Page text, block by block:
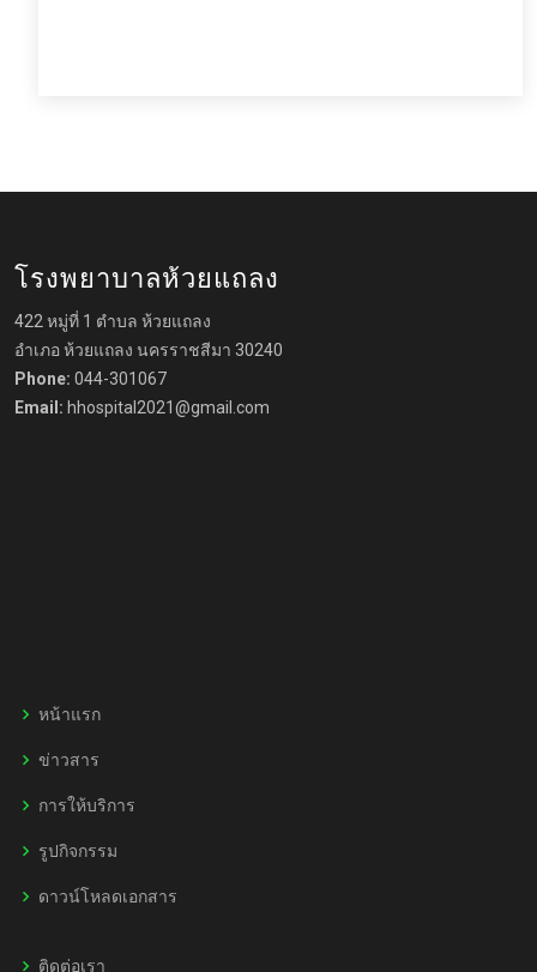
โรงพยาบาลห้วยแถลง
422 หมู่ที่ 1 ตำบล ห้วยแถลง
อำเภอ ห้วยแถลง นครราชสีมา 30240
Phone: 044-301067
Email: hhospital2021@gmail.com
หน้าแรก
ข่าวสาร
การให้บริการ
รูปกิจกรรม
ดาวน์โหลดเอกสาร
ติดต่อเรา